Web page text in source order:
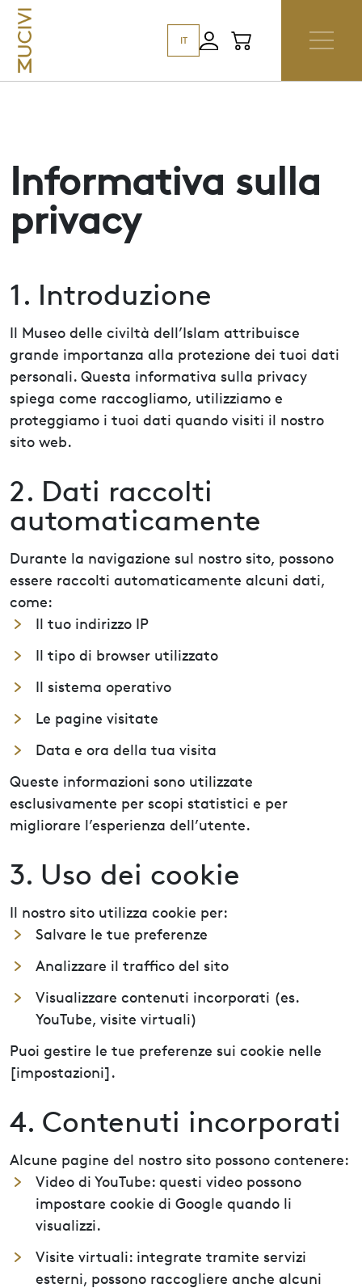
IT
Informativa sulla
privacy
1. Introduzione
Il Museo delle civiltà dell’Islam attribuisce
grande importanza alla protezione dei tuoi dati
personali. Questa informativa sulla privacy
spiega come raccogliamo, utilizziamo e
proteggiamo i tuoi dati quando visiti il nostro
sito web.
2. Dati raccolti
automaticamente
Durante la navigazione sul nostro sito, possono
essere raccolti automaticamente alcuni dati,
come:
Il tuo indirizzo IP
Il tipo di browser utilizzato
Il sistema operativo
Le pagine visitate
Data e ora della tua visita
Queste informazioni sono utilizzate
esclusivamente per scopi statistici e per
migliorare l’esperienza dell’utente.
3. Uso dei cookie
Il nostro sito utilizza cookie per:
Salvare le tue preferenze
Analizzare il traffico del sito
Visualizzare contenuti incorporati (es.
YouTube, visite virtuali)
Puoi gestire le tue preferenze sui cookie nelle
[impostazioni].
4. Contenuti incorporati
Alcune pagine del nostro sito possono contenere:
Video di YouTube: questi video possono
impostare cookie di Google quando li
visualizzi.
Visite virtuali: integrate tramite servizi
esterni, possono raccogliere anche alcuni